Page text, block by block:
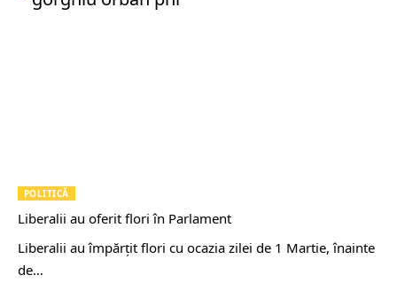
POLITICĂ
Liberalii au oferit flori în Parlament
Liberalii au împărţit flori cu ocazia zilei de 1 Martie, înainte
de…